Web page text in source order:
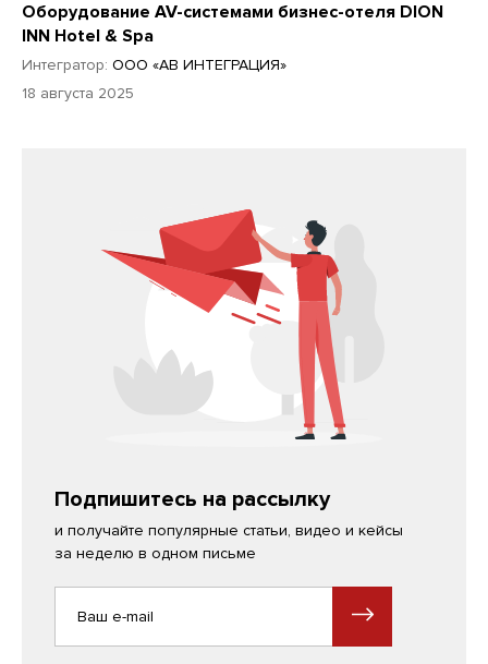
Оборудование AV-системами бизнес-отеля DION
INN Hotel & Spa
Интегратор: ООО «АВ ИНТЕГРАЦИЯ»
18 августа 2025
Подпишитесь на рассылку
и получайте популярные статьи, видео и кейсы
за неделю в одном письме